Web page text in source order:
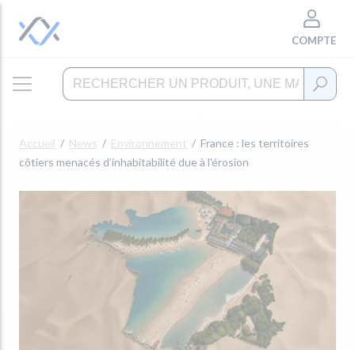
COMPTE
Accueil News Environnement
France : les territoires
côtiers menacés d’inhabitabilité due à l'érosion